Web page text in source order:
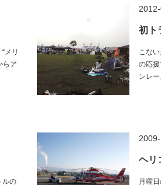
メリ
らア
初ト
こな
の応
ンレ
ルの
ヘリ
月曜